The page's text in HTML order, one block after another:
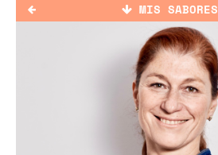
MIS SABORES